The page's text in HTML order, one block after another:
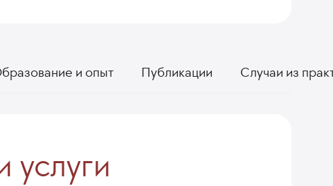
и опыт Публикации Случаи из
услуги